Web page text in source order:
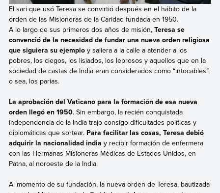
El sari que usó Teresa se convirtió después en el hábito de la
orden de las Misioneras de la Caridad fundada en 1950.
A lo largo de sus primeros dos años de misión, Teresa se
convenció de la necesidad de fundar una nueva orden religiosa
que siguiera su ejemplo y saliera a la calle a atender a los
pobres, los ciegos, los lisiados, los leprosos y aquellos que en la
sociedad de castas de India eran considerados como “intocables”,
o sea, los parias.
La aprobación del Vaticano para la formación de esa nueva
orden llegó en 1950. Sin embargo, la recién conquistada
independencia de la India trajo consigo dificultades políticas y
diplomáticas que sortear. Para facilitar las cosas, Teresa debió
adquirir la nacionalidad india y recibir formación de enfermera
con las Hermanas Misioneras Médicas de Estados Unidos, en
Patna, al noroeste de la India.
Al momento de su fundación, la nueva orden de Teresa, bautizada